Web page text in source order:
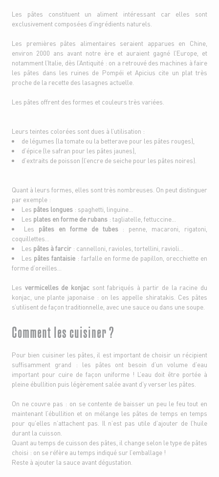
Les pâtes constituent un aliment intéressant car elles sont
exclusivement composées d’ingrédients naturels.
Les premières pâtes alimentaires seraient apparues en Chine,
environ 2000 ans avant notre ère et auraient gagné l’Europe, et
notamment l’Italie, dès l’Antiquité : on a retrouvé des machines à faire
les pâtes dans les ruines de Pompéi et Apicius cite un plat très
proche de la recette des lasagnes actuelle.
Les pâtes offrent des formes et couleurs très variées.
Leurs teintes colorées sont dues à l’utilisation :
de légumes (la tomate ou la betterave pour les pâtes rouges),
d’épice (le safran pour les pâtes jaunes),
d’extraits de poisson (l’encre de seiche pour les pâtes noires).
Quant à leurs formes, elles sont très nombreuses. On peut distinguer
par exemple :
Les pâtes longues: spaghetti, linguine…
Les plates en forme de rubans: tagliatelle, fettuccine…
Les pâtes en forme de tubes: penne, macaroni, rigatoni,
coquillettes…
Les pâtes à farcir: cannelloni, ravioles, tortellini, ravioli…
Les pâtes fantaisie : farfalle en forme de papillon, orecchiette en
forme d’oreilles…
Les vermicelles de konjacsont fabriqués à partir de la racine du
konjac, une plante japonaise : on les appelle shiratakis. Ces pâtes
s’utilisent de façon traditionnelle, avec une sauce ou dans une soupe.
Comment les cuisiner ?
Pour bien cuisiner les pâtes, il est important de choisir un récipient
suffisamment grand : les pâtes ont besoin d’un volume d’eau
important pour cuire de façon uniforme ! L’eau doit être portée à
pleine ébullition puis légèrement salée avant d’y verser les pâtes.
On ne couvre pas : on se contente de baisser un peu le feu tout en
maintenant l’ébullition et on mélange les pâtes de temps en temps
pour qu’elles n’attachent pas. Il n’est pas utile d’ajouter de l’huile
durant la cuisson.
Quant au temps de cuisson des pâtes, il change selon le type de pâtes
choisi : on se réfère au temps indiqué sur l’emballage !
Reste à ajouter la sauce avant dégustation.